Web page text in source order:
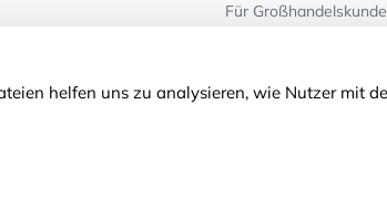
Für
helfen uns zu analysieren, wie Nutzer mit